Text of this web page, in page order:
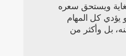
ويستحق سعره
يؤدي كل المهام
بل وأكثر من